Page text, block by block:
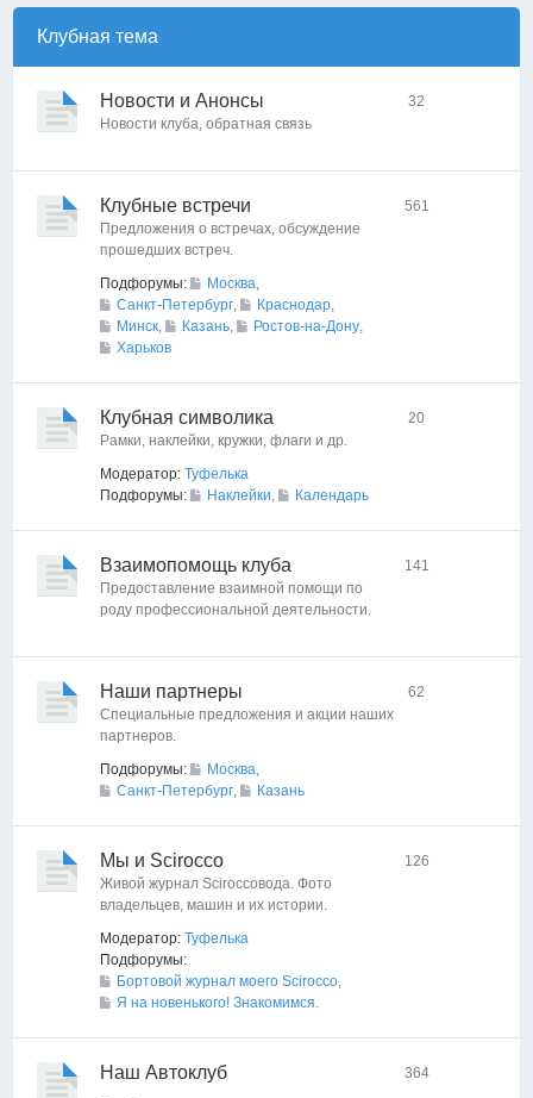
Клубная тема
Новости и Анонсы
Новости клуба, обратная связь
32
Клубные встречи
Предложения о встречах, обсуждение
прошедших встреч.
Подфорумы:
Москва,
Санкт-Петербург, Краснодар,
Минск, Казань, Ростов-на-Дону,
Харьков
561
Клубная символика
Рамки, наклейки, кружки, флаги и др.
Модератор: Туфелька
Подфорумы:
Наклейки, Календарь
20
Взаимопомощь клуба
Предоставление взаимной помощи по
роду профессиональной деятельности.
141
Наши партнеры
Специальные предложения и акции наших
партнеров.
Подфорумы:
Москва,
Санкт-Петербург, Казань
62
Мы и Scirocco
Живой журнал Sciroccoвода. Фото
владельцев, машин и их истории.
Модератор: Туфелька
Подфорумы:
Бортовой журнал моего Scirocco,
Я на новенького! Знакомимся.
126
Наш Автоклуб 364